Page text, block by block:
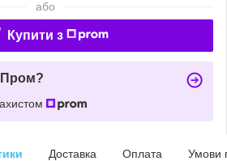
або
Купити з
Пром?
Доставка Оплата Умови